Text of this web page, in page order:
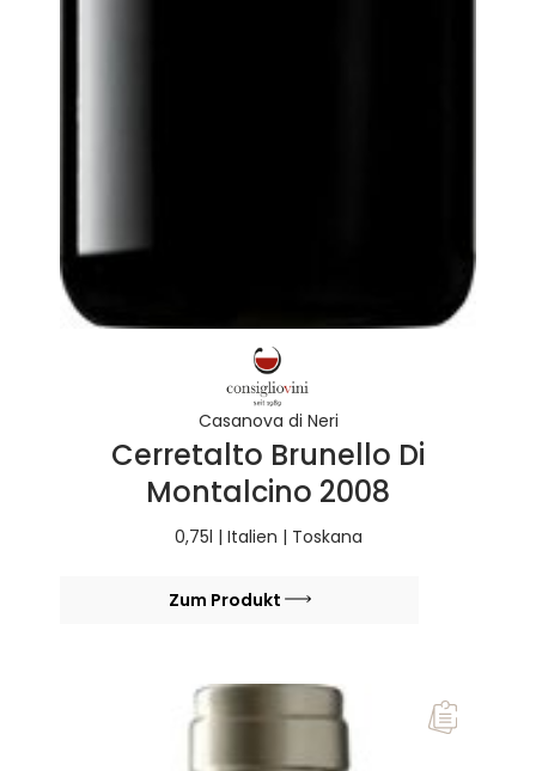
Casanova di Neri
Cerretalto Brunello Di
Montalcino 2008
0,75l | Italien | Toskana
Zum Produkt